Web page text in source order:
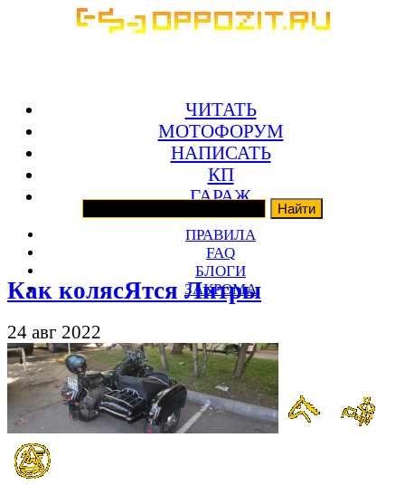
ЧИТАТЬ
МОТОФОРУМ
НАПИСАТЬ
КП
ГАРАЖ
ПРАВИЛА
FAQ
БЛОГИ
ЗАКРОМА
Как колясЯтся Литры
24 авг 2022